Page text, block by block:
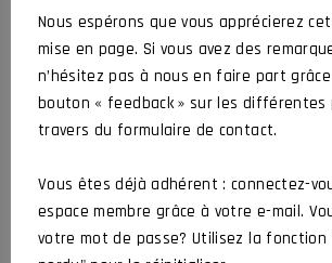
« RES NON VERBA » # 82
CROCHARD Jean-Luc
Actualités Article
Hommage à Bernard et
CROCHARD Jean-Luc
2
Nous espérons que vous apprécierez
mise en page. Si vous avez des
n’hésitez pas à nous en faire part
bouton « feedback » sur les différentes
travers du formulaire de contact.
Vous êtes déjà adhérent : connectez-
espace membre grâce à votre e-mail.
votre mot de passe? Utilisez la fonction